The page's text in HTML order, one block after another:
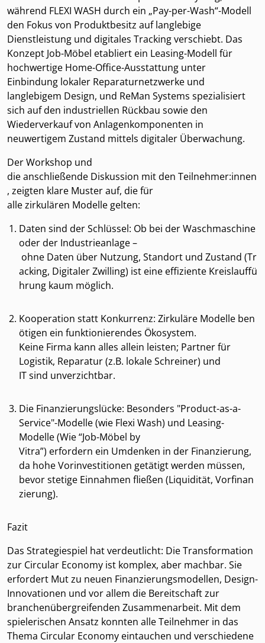
während FLEXI WASH durch ein „Pay-per-Wash“-Modell
den Fokus von Produktbesitz auf langlebige
Dienstleistung und digitales Tracking verschiebt. Das
Konzept Job-Möbel etabliert ein Leasing-Modell für
hochwertige Home-Office-Ausstattung unter
Einbindung lokaler Reparaturnetzwerke und
langlebigem Design, und ReMan Systems spezialisiert
sich auf den industriellen Rückbau sowie den
Wiederverkauf von Anlagenkomponenten in
neuwertigem Zustand mittels digitaler Überwachung.
Der Workshop und
die anschließende Diskussion mit den Teilnehmer:innen
, zeigten klare Muster auf, die für
alle zirkulären Modelle gelten:
Daten sind der Schlüssel: Ob bei der Waschmaschine
oder der Industrieanlage –
ohne Daten über Nutzung, Standort und Zustand (Tr
acking, Digitaler Zwilling) ist eine effiziente Kreislauffü
hrung kaum möglich.
Kooperation statt Konkurrenz: Zirkuläre Modelle ben
ötigen ein funktionierendes Ökosystem.
Keine Firma kann alles allein leisten; Partner für
Logistik, Reparatur (z.B. lokale Schreiner) und
IT sind unverzichtbar.
Die Finanzierungslücke: Besonders "Product-as-a-
Service"-Modelle (wie Flexi Wash) und Leasing-
Modelle (Wie “Job-Möbel by
Vitra”) erfordern ein Umdenken in der Finanzierung,
da hohe Vorinvestitionen getätigt werden müssen,
bevor stetige Einnahmen fließen (Liquidität, Vorfinan
zierung).
Fazit
Das Strategiespiel hat verdeutlicht: Die Transformation
zur Circular Economy ist komplex, aber machbar. Sie
erfordert Mut zu neuen Finanzierungsmodellen, Design-
Innovationen und vor allem die Bereitschaft zur
branchenübergreifenden Zusammenarbeit. Mit dem
spielerischen Ansatz konnten alle Teilnehmer in das
Thema Circular Economy eintauchen und verschiedene